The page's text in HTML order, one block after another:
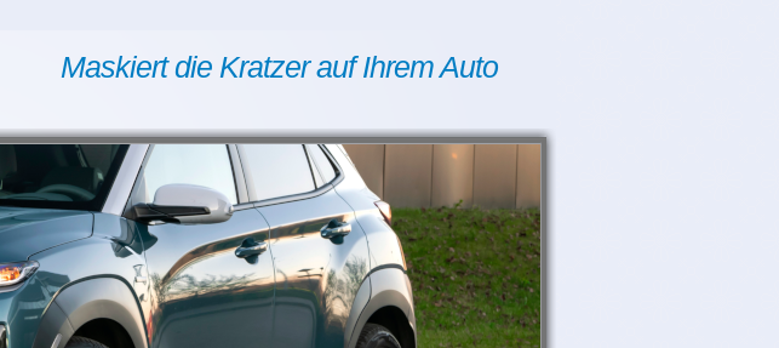
Maskiert die Kratzer auf Ihrem Auto